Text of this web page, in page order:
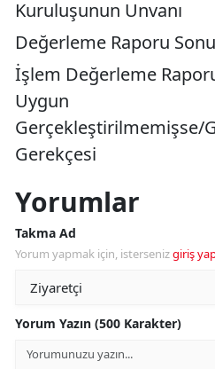
Kuruluşunun Unvanı
Değerleme Raporu
İşlem Değerleme
Uygun
Gerçekleştirilmemişse/
Gerekçesi
Yorumlar
Takma Ad
Yorum yapmak için, istersenizgiriş
Yorum Yazın (500 Karakter)